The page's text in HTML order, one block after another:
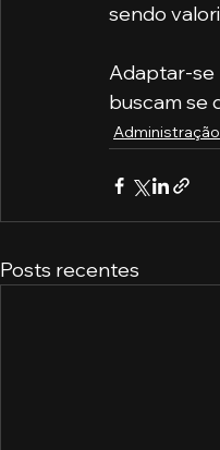
sendo
Adaptar-
buscam se
Administração
Posts recentes